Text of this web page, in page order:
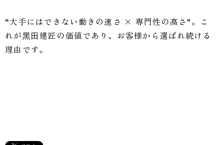
“大手にはできない動きの速さ × 専門性の高さ”。こ
れが⿊⽥建匠の価値であり、お客様から選ばれ続ける
理由です。